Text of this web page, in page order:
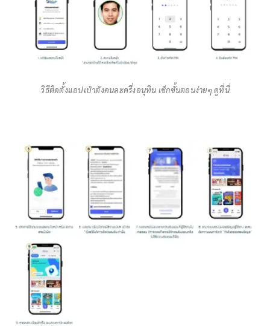
วิธีติดตั้งแอปเป๋าตังคนละครึ่งอนุทิน เช็กขั้นตอนง่ายๆ ดูที่นี่